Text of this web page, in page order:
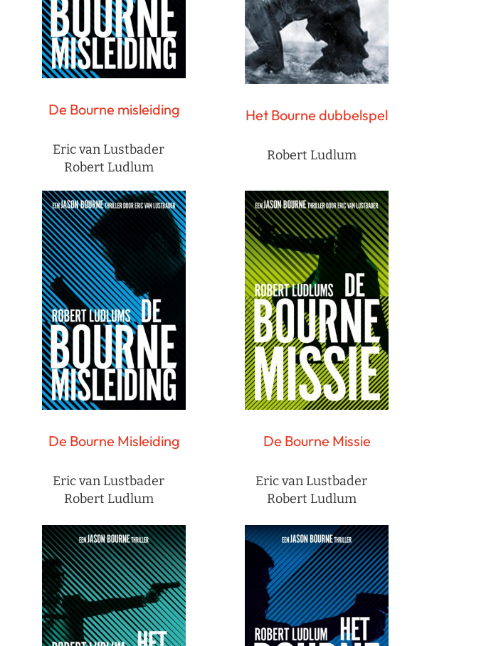
De Bourne misleiding
Eric van Lustbader
Robert Ludlum
Het Bourne dubbelspel
Robert Ludlum
De Bourne Misleiding
Eric van Lustbader
Robert Ludlum
De Bourne Missie
Eric van Lustbader
Robert Ludlum